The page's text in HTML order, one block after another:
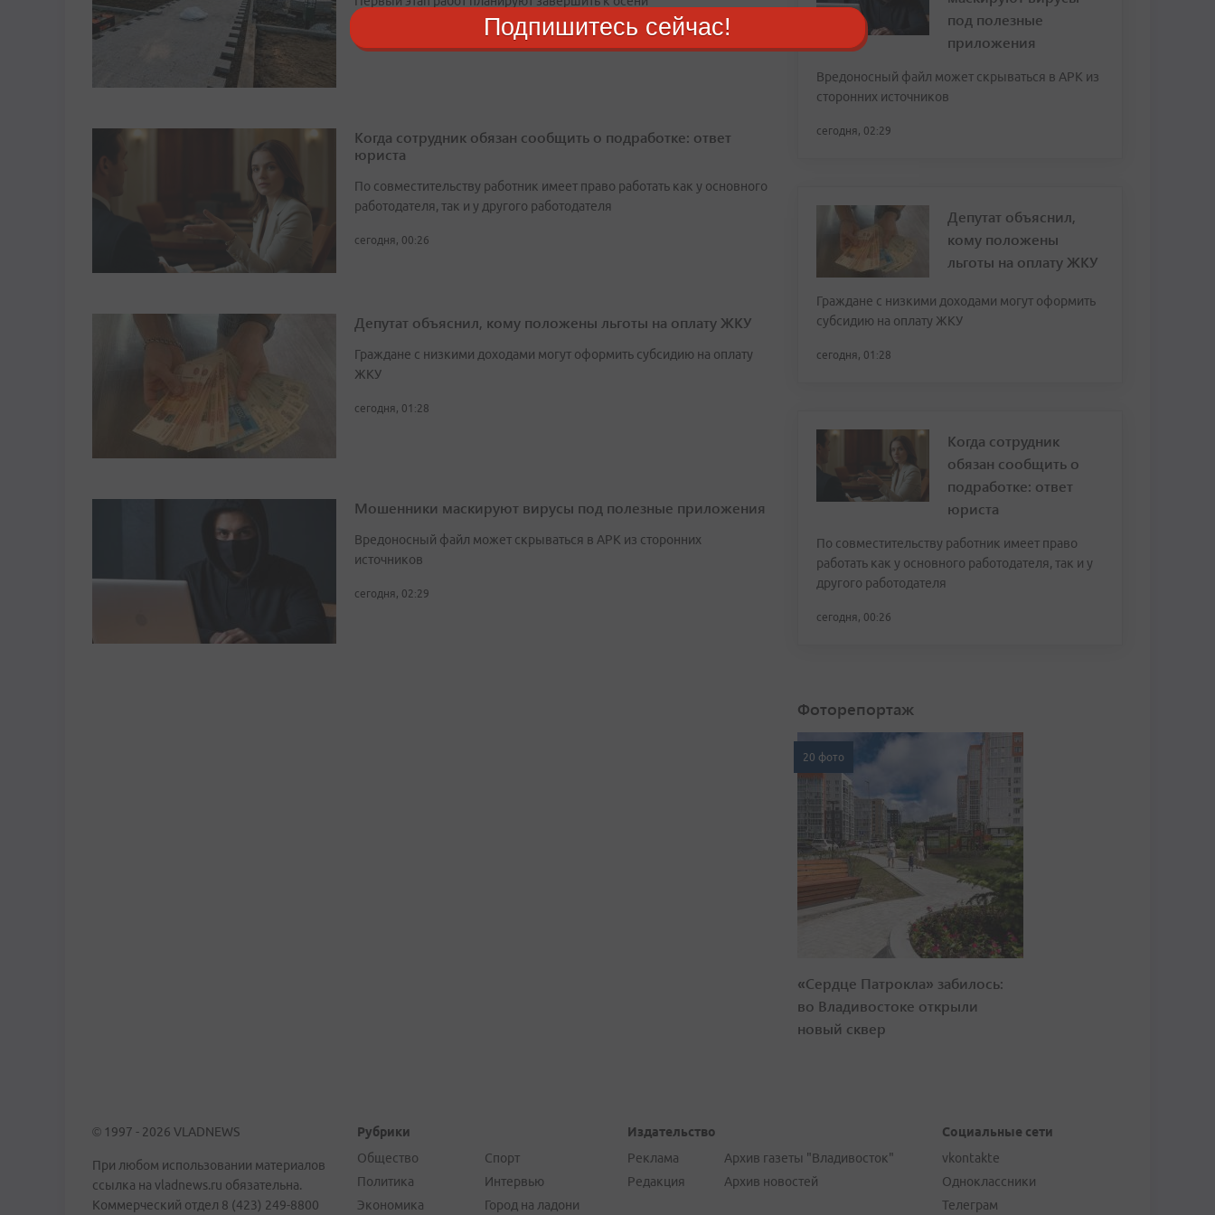
Когда сотрудник обязан сообщить о подработке: ответ
юриста
По совместительству работник имеет право работать как у основного
работодателя, так и у другого работодателя
сегодня, 00:26
Депутат объяснил, кому положены льготы на оплату ЖКУ
Граждане с низкими доходами могут оформить субсидию на оплату
ЖКУ
сегодня, 01:28
Мошенники маскируют вирусы под полезные приложения
Вредоносный файл может скрываться в APK из сторонних
источников
сегодня, 02:29
под полезные
приложения
Вредоносный файл может скрываться в APK из
сторонних источников
сегодня, 02:29
Депутат объяснил,
кому положены
льготы на оплату ЖКУ
Граждане с низкими доходами могут оформить
субсидию на оплату ЖКУ
сегодня, 01:28
Когда сотрудник
обязан сообщить о
подработке: ответ
юриста
По совместительству работник имеет право
работать как у основного работодателя, так и у
другого работодателя
сегодня, 00:26
Фоторепортаж
20 фото
«Сердце Патрокла» забилось:
во Владивостоке открыли
новый сквер
© 1997 - 2026 VLADNEWS
При любом использовании материалов
ссылка на vladnews.ru обязательна.
Коммерческий отдел 8 (423) 249-8800
Рубрики
Общество
Политика
Экономика
Спорт
Интервью
Город на ладони
Издательство
Реклама
Редакция
Архив газеты "Владивосток"
Архив новостей
Социальные сети
vkontakte
Одноклассники
Телеграм
Подпишитесь сейчас!